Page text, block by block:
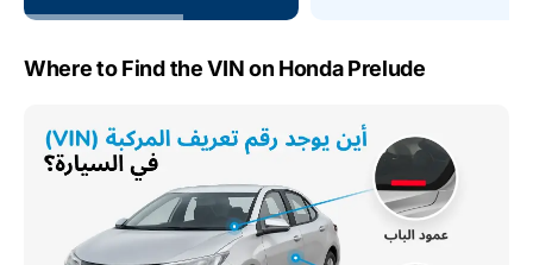
Where to Find the VIN on Honda Prelude